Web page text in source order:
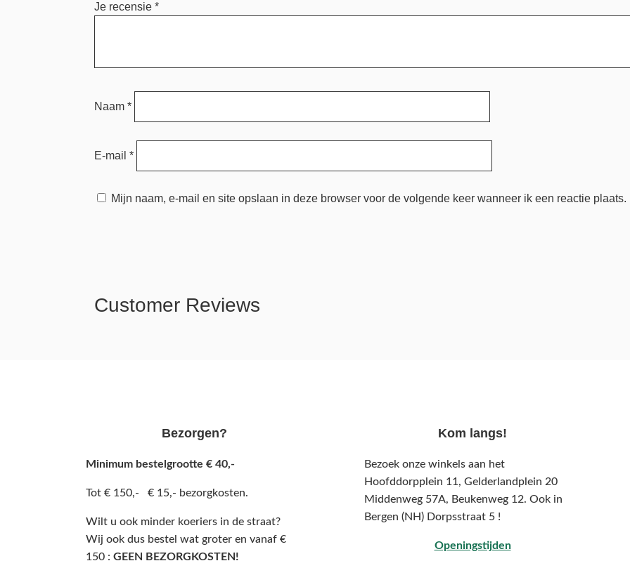
Je recensie*
Naam*
E-mail*
Mijn naam, e-mail en site opslaan in deze browser voor de volgende keer wanneer ik een reactie plaats.
Customer Reviews
Bezorgen?
Minimum bestelgrootte € 40,-
Tot € 150,- € 15,- bezorgkosten.
Wilt u ook minder koeriers in de straat?
Wij ook dus bestel wat groter en vanaf €
150 : GEEN BEZORGKOSTEN!
Kom langs!
Bezoek onze winkels aan het
Hoofddorpplein 11, Gelderlandplein 20
Middenweg 57A, Beukenweg 12. Ook in
Bergen (NH) Dorpsstraat 5 !
Openingstijden